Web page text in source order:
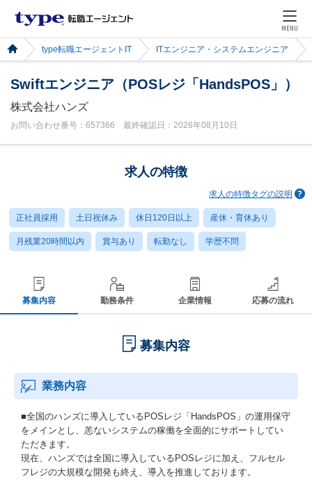
MENU
type転職エージェントIT ITエンジニア・システムエンジニア
Swiftエンジニア（POSレジ「HandsPOS」）
株式会社ハンズ
お問い合わせ番号：657366 最終確認日：2026年08月10日
求人の特徴
求人の特徴タグの説明
正社員採用 土日祝休み 休日120日以上 産休・育休あり
月残業20時間以内 賞与あり 転勤なし 学歴不問
募集内容 勤務条件 企業情報 応募の流れ
募集内容
業務内容
■全国のハンズに導入しているPOSレジ「HandsPOS」の運用保守
をメインとし、恙ないシステムの稼働を全面的にサポートしてい
ただきます。
現在、ハンズでは全国に導入しているPOSレジに加え、フルセル
フレジの大規模な開発も終え、導入を推進しております。